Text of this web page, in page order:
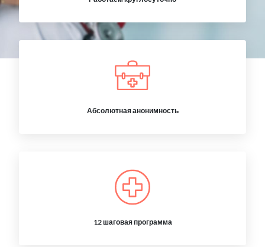
Абсолютная анонимность
12 шаговая программа